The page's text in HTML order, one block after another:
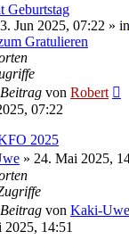
Geburtstag
3. Jun 2025, 07:22 » in
Gratulieren
von Robert
07:22
2025
» 24. Mai 2025,
von Kaki-Uwe
2025, 14:51